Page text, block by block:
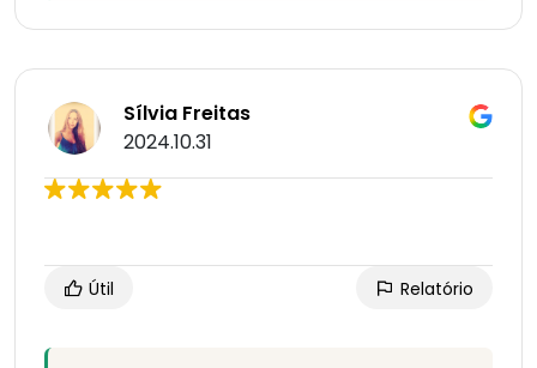
Sílvia Freitas
2024.10.31
Útil Relatório